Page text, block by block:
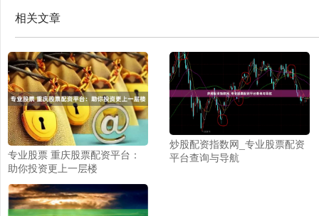
相关文章
专业股票 重庆股票配资平台：
助你投资更上一层楼
炒股配资指数网_专业股票配资
平台查询与导航